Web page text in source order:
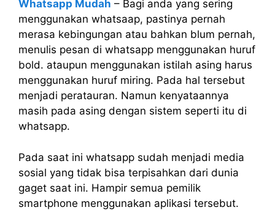
Whatsapp Mudah – Bagi anda yang sering
menggunakan whatsaap, pastinya pernah
merasa kebingungan atau bahkan blum pernah,
menulis pesan di whatsapp menggunakan huruf
bold. ataupun menggunakan istilah asing harus
menggunakan huruf miring. Pada hal tersebut
menjadi peratauran. Namun kenyataannya
masih pada asing dengan sistem seperti itu di
whatsapp.
Pada saat ini whatsapp sudah menjadi media
sosial yang tidak bisa terpisahkan dari dunia
gaget saat ini. Hampir semua pemilik
smartphone menggunakan aplikasi tersebut.